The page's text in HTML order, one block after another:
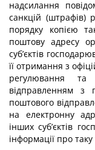
надсилання
санкцій (штрафів)
порядку копією
поштову адресу
суб’єктів
її отримання з
регулювання та
відправленням з
поштового
на електронну
інших суб’єктів
інформації про